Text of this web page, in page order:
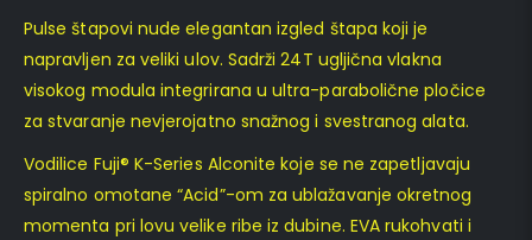
Pulse štapovi nude elegantan izgled štapa koji je
napravljen za veliki ulov. Sadrži 24T ugljična vlakna
visokog modula integrirana u ultra-parabolične pločice
za stvaranje nevjerojatno snažnog i svestranog alata.
Vodilice Fuji® K-Series Alconite koje se ne zapetljavaju
spiralno omotane “Acid”-om za ublažavanje okretnog
momenta pri lovu velike ribe iz dubine. EVA rukohvati i